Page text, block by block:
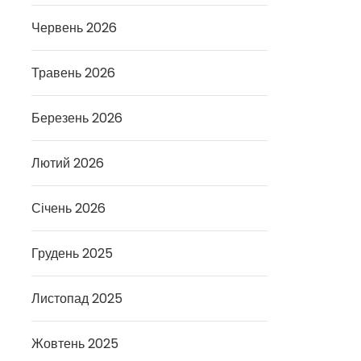
Червень 2026
Травень 2026
Березень 2026
Лютий 2026
Січень 2026
Грудень 2025
Листопад 2025
Жовтень 2025